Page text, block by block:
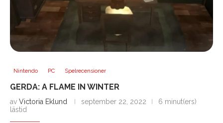
Nintendo PC Spelrecensioner
GERDA: A FLAME IN WINTER
av Victoria Eklund september 22, 2022
6 minut(ers)
lästid